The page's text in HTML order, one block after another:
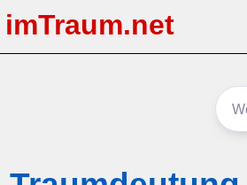
imTraum.net